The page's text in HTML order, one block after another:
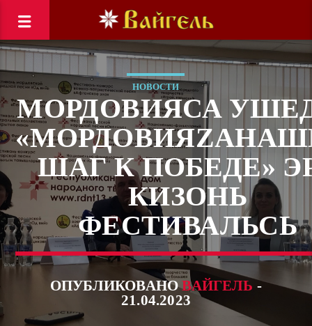
НОВОСТИ
МОРДОВИЯСА
ШАГ К ПОБЕДЕ»
КИЗОНЬ
ФЕСТИВАЛЬСЬ
ОПУБЛИКОВАНОВАЙГЕЛЬ -
21.04.2023